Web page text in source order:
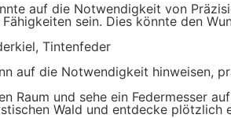
auf die Notwendigkeit von
sein. Dies könnte den
Tintenfeder
auf die Notwendigkeit hinweisen,
Raum und sehe ein Federmesser
Wald und entdecke plötzlich